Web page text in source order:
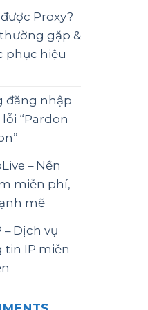
Proxy?
gặp &
phục hiệu
đăng nhập
“Pardon
– Nền
miễn phí,
mẽ
– Dịch vụ
tin IP miễn